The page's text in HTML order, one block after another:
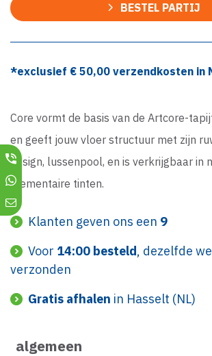
BESTEL PARTIJ
*exclusief € 50,00 verzendkosten in
Core vormt de basis van de Artcore-
en geeft jouw vloer structuur met zijn
design, lussenpool, en is verkrijgbaar in
elementaire tinten.
Klanten geven ons een 9
Voor 14:00 besteld, dezelfde
verzonden
Gratis afhalen in Hasselt (NL)
algemeen